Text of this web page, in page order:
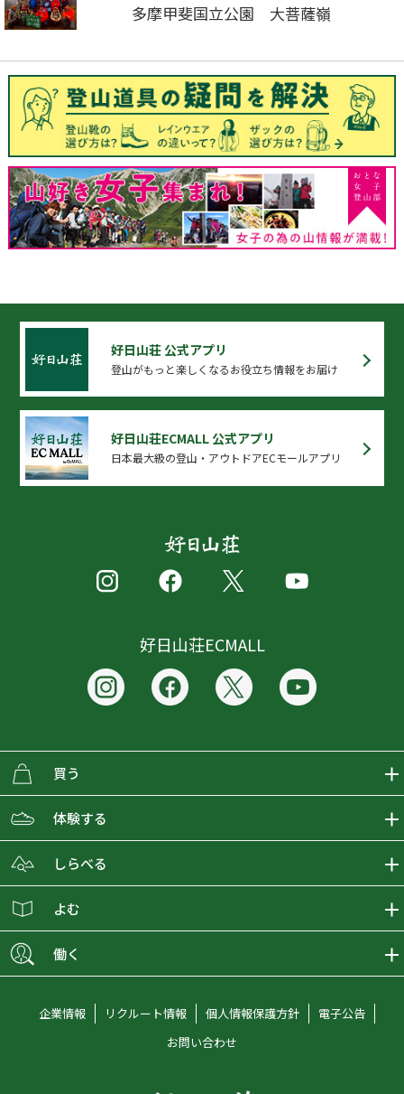
多摩甲斐国立公園 大菩薩嶺
好日山荘 公式アプリ
登山がもっと楽しくなるお役立ち情報をお届け
好日山荘ECMALL 公式アプリ
日本最大級の登山・アウトドアECモールアプリ
好日山荘ECMALL
買う
ECMALLの商品をさがす
取り扱いブランド一覧
ショップブログ
会員募集
体験する
おとな女子登山部
グラビティリサーチ
しらべる
登山レポート
オンラインコンシェルジュ
よむ
好日山荘マガジン
働く
企業情報 リクルート情報 個人情報保護方針
電子公告
お問い合わせ